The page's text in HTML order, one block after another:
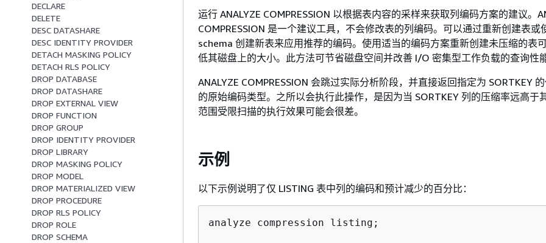
DECLARE
DELETE
DESC DATASHARE
DESC IDENTITY PROVIDER
DETACH MASKING POLICY
DETACH RLS POLICY
DROP DATABASE
DROP DATASHARE
DROP EXTERNAL VIEW
DROP FUNCTION
DROP GROUP
DROP IDENTITY PROVIDER
DROP LIBRARY
DROP MASKING POLICY
DROP MODEL
DROP MATERIALIZED VIEW
DROP PROCEDURE
DROP RLS POLICY
DROP ROLE
DROP SCHEMA
运行 ANALYZE COMPRESSION 以根据表内容的采样来获取列编码方案的建议。
COMPRESSION 是一个建议工具，不会修改表的列编码。可以通过重新创建表或
schema 创建新表来应用推荐的编码。使用适当的编码方案重新创建未压缩的表
低其磁盘上的大小。此方法可节省磁盘空间并改善 I/O 密集型工作负载的查询性
ANALYZE COMPRESSION 会跳过实际分析阶段，并直接返回指定为 SORTKEY
的原始编码类型。之所以会执行此操作，是因为当 SORTKEY 列的压缩率远高于
范围受限扫描的执行效果可能会很差。
示例
以下示例说明了仅 LISTING 表中列的编码和预计减少的百分比：
analyze compression listing;